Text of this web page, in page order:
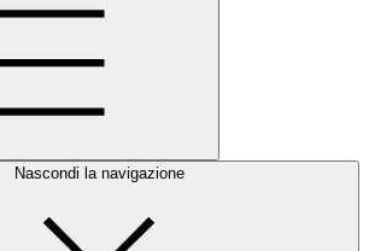
Nascondi la navigazione